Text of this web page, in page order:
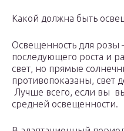
Какой должна быть
Освещенность для розы
последующего роста и
свет, но прямые
противопоказаны, свет
Лучше всего, если вы
средней освещенности.